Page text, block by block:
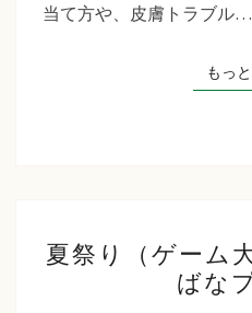
当て方や、皮膚トラブル…
もっ
夏祭り（ゲーム
ばな